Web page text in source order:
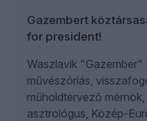
Gazembert
for president!
Waszlavik "Gazember"
művészóriás,
műholdtervező
asztrológus, Közép-